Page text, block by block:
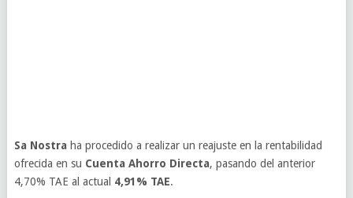
Sa Nostra ha procedido a realizar un reajuste en la rentabilidad
ofrecida en su Cuenta Ahorro Directa, pasando del anterior
4,70% TAE al actual 4,91% TAE.